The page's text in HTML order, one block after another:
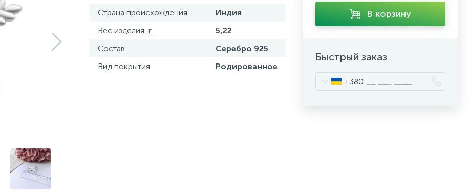
Страна происхождения
Индия
Вес изделия, г.
5,22
Состав
Серебро 925
Вид покрытия
Родированное
В корзину
Быстрый заказ
+380